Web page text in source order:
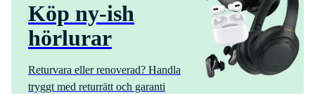
Köp ny-ish
hörlurar
Returvara eller renoverad? Handla
tryggt med returrätt och garanti